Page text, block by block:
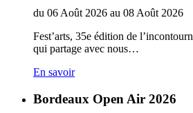
du 06 Août 2026 au 08 Août 2026
Fest’arts, 35e édition de
qui partage avec nous…
En savoir
Bordeaux Open Air 2026